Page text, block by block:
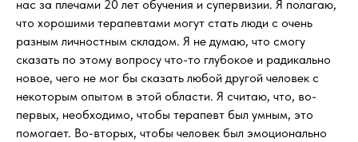
нас за плечами 20 лет обучения и супервизии. Я полагаю,
что хорошими терапевтами могут стать люди с очень
разным личностным складом. Я не думаю, что смогу
сказать по этому вопросу что-то глубокое и радикально
новое, чего не мог бы сказать любой другой человек с
некоторым опытом в этой области. Я считаю, что, во-
первых, необходимо, чтобы терапевт был умным, это
помогает. Во-вторых, чтобы человек был эмоционально